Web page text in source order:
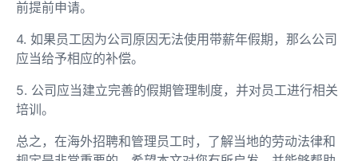
前提前申请。
4. 如果员工因为公司原因无法使用带薪年假期，那么公司
应当给予相应的补偿。
5. 公司应当建立完善的假期管理制度，并对员工进行相关
培训。
总之，在海外招聘和管理员工时，了解当地的劳动法律和